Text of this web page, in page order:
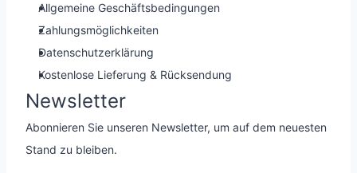
Allgemeine Geschäftsbedingungen
Zahlungsmöglichkeiten
Datenschutzerklärung
Kostenlose Lieferung & Rücksendung
Newsletter
Abonnieren Sie unseren Newsletter, um auf dem neuesten
Stand zu bleiben.